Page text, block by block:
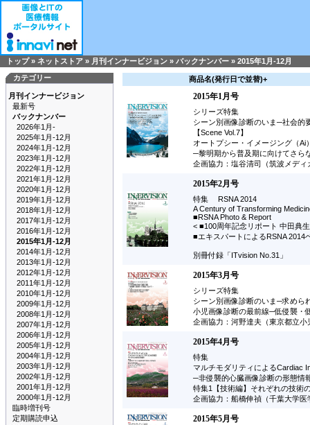
トップ» ネットストア » 月刊インナービジョン » バックナンバー » 2015年1月-12月
カテゴリー
月刊インナービジョン
最新号
バックナンバー
2026年1月-
2025年1月-12月
2024年1月-12月
2023年1月-12月
2022年1月-12月
2021年1月-12月
2020年1月-12月
2019年1月-12月
2018年1月-12月
2017年1月-12月
2016年1月-12月
2015年1月-12月
2014年1月-12月
2013年1月-12月
2012年1月-12月
2011年1月-12月
2010年1月-12月
2009年1月-12月
2008年1月-12月
2007年1月-12月
2006年1月-12月
2005年1月-12月
2004年1月-12月
2003年1月-12月
2002年1月-12月
2001年1月-12月
2000年1月-12月
臨時増刊号
定期購読申込
商品名(発行日で並替)+
2015年1月号
シリーズ特集
シーン別画像診断のいま─社会的
【Scene Vol.7】
オートプシー・イメージング（Ai
─黎明期から普及期に向けてさら
企画協力：塩谷清司（筑波メデ
2015年2月号
特集 RSNA 2014
A Century of Transforming
■RSNA Photo & Report
< ■100周年記念リポート 中田典生
■エキスパートによるRSNA 2014
別冊付録「ITvision No.31」
2015年3月号
シリーズ特集
シーン別画像診断のいま─求めら
小児画像診断の最前線─低侵襲・
企画協力：河野達夫（東京都立
2015年4月号
特集
マルチモダリティによるCardiac
─非侵襲的心臓画像診断の形態情
特集1【技術編】それぞれの技術
企画協力：船橋伸禎（千葉大学
2015年5月号